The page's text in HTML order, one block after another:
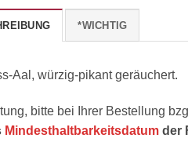
*WICHTIG
Aal, würzig-pikant geräuchert.
bitte bei Ihrer Bestellung
Mindesthaltbarkeitsdatum der